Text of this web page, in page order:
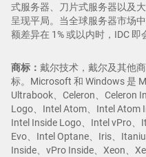
式服务器、刀片式服务器以及
呈现平局。当全球服务器市场
额差异在 1% 或以内时，IDC 即
商标： 戴尔技术，戴尔及其他
标。Microsoft 和 Windows 是
Ultrabook、Celeron、Celeron
Logo、Intel Atom、Intel Atom
Intel Inside Logo、Intel vPro
Evo、Intel Optane、Iris、
Inside、vPro Inside、Xeon、